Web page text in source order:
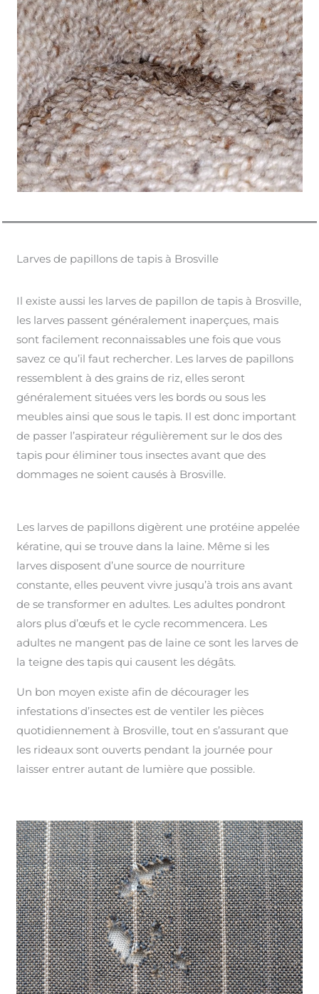
Larves de papillons de tapis à Brosville
Il existe aussi les larves de papillon de tapis à Brosville,
les larves passent généralement inaperçues, mais
sont facilement reconnaissables une fois que vous
savez ce qu’il faut rechercher. Les larves de papillons
ressemblent à des grains de riz, elles seront
généralement situées vers les bords ou sous les
meubles ainsi que sous le tapis. Il est donc important
de passer l’aspirateur régulièrement sur le dos des
tapis pour éliminer tous insectes avant que des
dommages ne soient causés à Brosville.
Les larves de papillons digèrent une protéine appelée
kératine, qui se trouve dans la laine. Même si les
larves disposent d’une source de nourriture
constante, elles peuvent vivre jusqu’à trois ans avant
de se transformer en adultes. Les adultes pondront
alors plus d’œufs et le cycle recommencera. Les
adultes ne mangent pas de laine ce sont les larves de
la teigne des tapis qui causent les dégâts.
Un bon moyen existe afin de décourager les
infestations d’insectes est de ventiler les pièces
quotidiennement à Brosville, tout en s’assurant que
les rideaux sont ouverts pendant la journée pour
laisser entrer autant de lumière que possible.